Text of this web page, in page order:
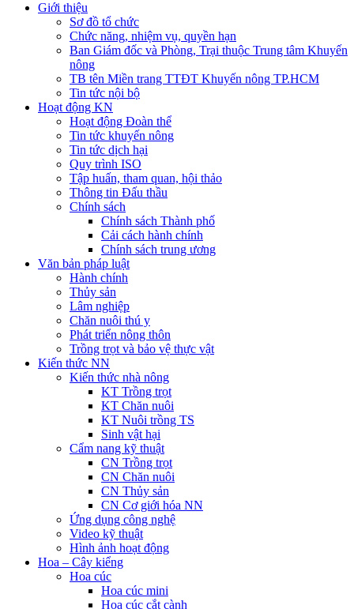
Giới thiệu
Sơ đồ tổ chức
Chức năng, nhiệm vụ, quyền hạn
Ban Giám đốc và Phòng, Trại thuộc Trung tâm Khuyến
nông
TB tên Miền trang TTĐT Khuyến nông TP.HCM
Tin tức nội bộ
Hoạt động KN
Hoạt động Đoàn thể
Tin tức khuyến nông
Tin tức dịch hại
Quy trình ISO
Tập huấn, tham quan, hội thảo
Thông tin Đấu thầu
Chính sách
Chính sách Thành phố
Cải cách hành chính
Chính sách trung ương
Văn bản pháp luật
Hành chính
Thủy sản
Lâm nghiệp
Chăn nuôi thú y
Phát triển nông thôn
Trồng trọt và bảo vệ thực vật
Kiến thức NN
Kiến thức nhà nông
KT Trồng trọt
KT Chăn nuôi
KT Nuôi trồng TS
Sinh vật hại
Cẩm nang kỹ thuật
CN Trồng trọt
CN Chăn nuôi
CN Thủy sản
CN Cơ giới hóa NN
Ứng dụng công nghệ
Video kỹ thuật
Hình ảnh hoạt động
Hoa – Cây kiểng
Hoa cúc
Hoa cúc mini
Hoa cúc cắt cành